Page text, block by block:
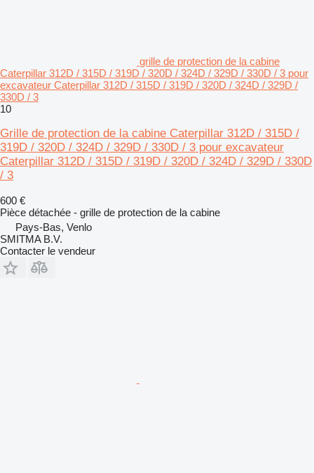
grille de protection de la cabine
Caterpillar 312D / 315D / 319D / 320D / 324D / 329D / 330D / 3 pour
excavateur Caterpillar 312D / 315D / 319D / 320D / 324D / 329D /
330D / 3
10
Grille de protection de la cabine Caterpillar 312D / 315D /
319D / 320D / 324D / 329D / 330D / 3 pour excavateur
Caterpillar 312D / 315D / 319D / 320D / 324D / 329D / 330D
/ 3
600 €
Pièce détachée - grille de protection de la cabine
Pays-Bas, Venlo
SMITMA B.V.
Contacter le vendeur